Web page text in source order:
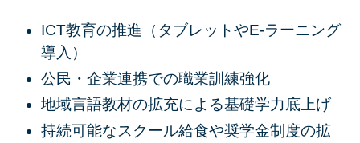
ICT教育の推進（タブレットやE-ラーニング
導入）
公民・企業連携での職業訓練強化
地域言語教材の拡充による基礎学力底上げ
持続可能なスクール給食や奨学金制度の拡